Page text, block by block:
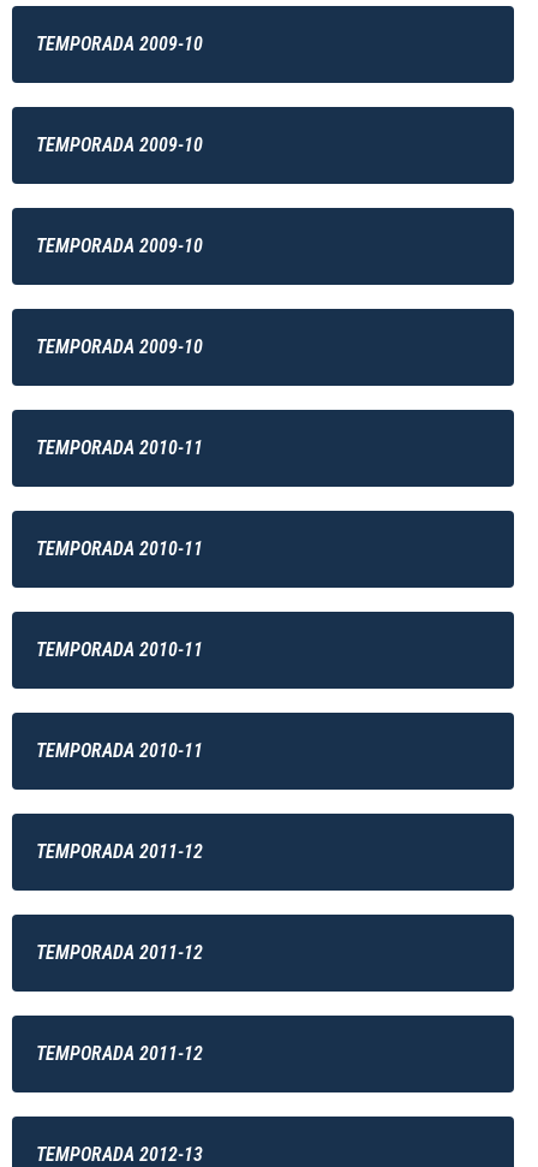
TEMPORADA 2009-10
TEMPORADA 2009-10
TEMPORADA 2009-10
TEMPORADA 2009-10
TEMPORADA 2010-11
TEMPORADA 2010-11
TEMPORADA 2010-11
TEMPORADA 2010-11
TEMPORADA 2011-12
TEMPORADA 2011-12
TEMPORADA 2011-12
TEMPORADA 2012-13